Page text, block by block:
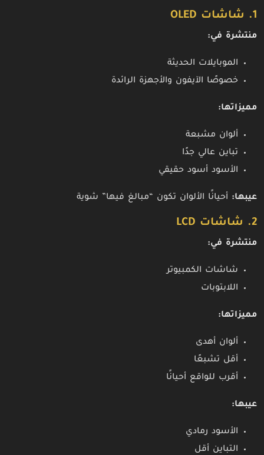
1. شاشات OLED
منتشرة في:
الموبايلات الحديثة
خصوصًا الآيفون والأجهزة الرائدة
مميزاتها:
ألوان مشبعة
تباين عالي جدًا
الأسود أسود حقيقي
عيبها: أحيانًا الألوان تكون “مبالغ فيها” شوية
2. شاشات LCD
منتشرة في:
شاشات الكمبيوتر
اللابتوبات
مميزاتها:
ألوان أهدى
أقل تشبعًا
أقرب للواقع أحيانًا
عيبها:
الأسود رمادي
التباين أقل